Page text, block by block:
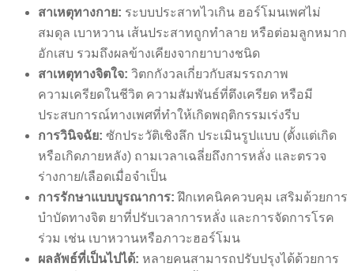
สาเหตุทางกาย: ระบบประสาทไวเกิน ฮอร์โมนเพศไม่
สมดุล เบาหวาน เส้นประสาทถูกทำลาย หรือต่อมลูกหมาก
อักเสบ รวมถึงผลข้างเคียงจากยาบางชนิด
สาเหตุทางจิตใจ: วิตกกังวลเกี่ยวกับสมรรถภาพ
ความเครียดในชีวิต ความสัมพันธ์ที่ตึงเครียด หรือมี
ประสบการณ์ทางเพศที่ทำให้เกิดพฤติกรรมเร่งรีบ
การวินิจฉัย: ซักประวัติเชิงลึก ประเมินรูปแบบ (ตั้งแต่เกิด
หรือเกิดภายหลัง) ถามเวลาเฉลี่ยถึงการหลั่ง และตรวจ
ร่างกาย/เลือดเมื่อจำเป็น
การรักษาแบบบูรณาการ: ฝึกเทคนิคควบคุม เสริมด้วยการ
บำบัดทางจิต ยาที่ปรับเวลาการหลั่ง และการจัดการโรค
ร่วม เช่น เบาหวานหรือภาวะฮอร์โมน
ผลลัพธ์ที่เป็นไปได้: หลายคนสามารถปรับปรุงได้ด้วยการ